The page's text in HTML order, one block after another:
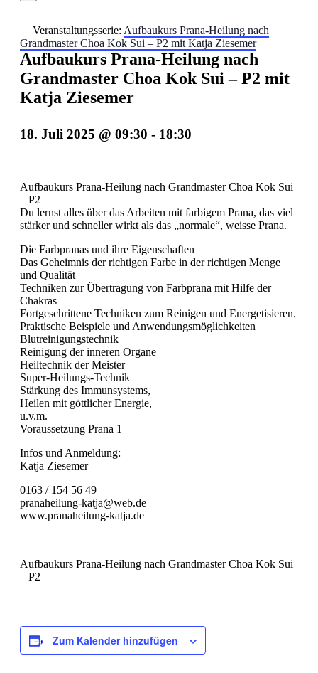
Veranstaltungsserie: Aufbaukurs Prana-Heilung nach
Grandmaster Choa Kok Sui – P2 mit Katja Ziesemer
Aufbaukurs Prana-Heilung nach
Grandmaster Choa Kok Sui – P2 mit
Katja Ziesemer
18. Juli 2025 @ 09:30 - 18:30
Aufbaukurs Prana-Heilung nach Grandmaster Choa Kok Sui
– P2
Du lernst alles über das Arbeiten mit farbigem Prana, das viel
stärker und schneller wirkt als das „normale“, weisse Prana.
Die Farbpranas und ihre Eigenschaften
Das Geheimnis der richtigen Farbe in der richtigen Menge
und Qualität
Techniken zur Übertragung von Farbprana mit Hilfe der
Chakras
Fortgeschrittene Techniken zum Reinigen und Energetisieren.
Praktische Beispiele und Anwendungsmöglichkeiten
Blutreinigungstechnik
Reinigung der inneren Organe
Heiltechnik der Meister
Super-Heilungs-Technik
Stärkung des Immunsystems,
Heilen mit göttlicher Energie,
u.v.m.
Voraussetzung Prana 1
Infos und Anmeldung:
Katja Ziesemer
0163 / 154 56 49
pranaheilung-katja@web.de
www.pranaheilung-katja.de
Aufbaukurs Prana-Heilung nach Grandmaster Choa Kok Sui
– P2
Zum Kalender hinzufügen